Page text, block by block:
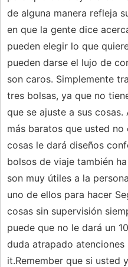
de alguna manera refleja
en que la gente dice
pueden elegir lo que
pueden darse el lujo de
son caros. Simplemente
tres bolsas, ya que no
que se ajuste a sus
más baratos que usted
cosas le dará diseños
bolsos de viaje también
son muy útiles a la
uno de ellos para hacer
cosas sin supervisión
puede que no le dará un
duda atrapado
it.Remember que si usted